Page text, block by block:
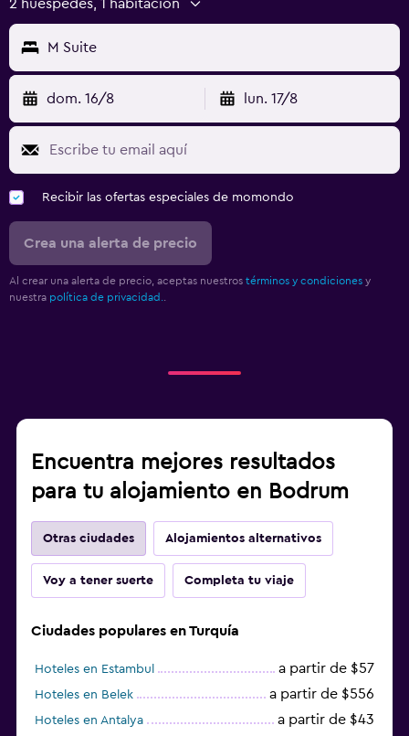
2 huéspedes, 1 habitación
M Suite
dom. 16/8 lun. 17/8
Recibir las ofertas especiales de momondo
Crea una alerta de precio
Al crear una alerta de precio, aceptas nuestros términos y condiciones y
nuestra política de privacidad.
Encuentra mejores resultados
para tu alojamiento en Bodrum
Otras ciudades Alojamientos alternativos
Voy a tener suerte Completa tu viaje
Ciudades populares en Turquía
Hoteles en Estambul a partir de $57
Hoteles en Belek a partir de $556
Hoteles en Antalya a partir de $43